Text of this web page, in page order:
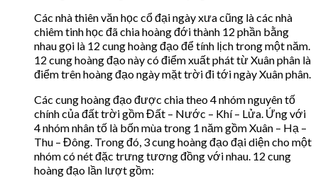
Các nhà thiên văn học cổ đại ngày xưa cũng là các nhà
chiêm tinh học đã chia hoàng đới thành 12 phần bằng
nhau gọi là 12 cung hoàng đạo để tính lịch trong một năm.
12 cung hoàng đạo này có điểm xuất phát từ Xuân phân là
điểm trên hoàng đạo ngày mặt trời đi tới ngày Xuân phân.
Các cung hoàng đạo được chia theo 4 nhóm nguyên tố
chính của đất trời gồm Đất – Nước – Khí – Lửa. Ứng với
4 nhóm nhân tố là bốn mùa trong 1 năm gồm Xuân – Hạ –
Thu – Đông. Trong đó, 3 cung hoàng đạo đại diện cho một
nhóm có nét đặc trưng tương đồng với nhau. 12 cung
hoàng đạo lần lượt gồm: